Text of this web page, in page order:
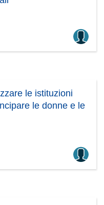
le istituzioni
le donne e le